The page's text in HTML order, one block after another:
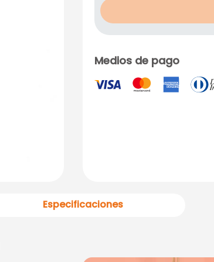
Medios de pago
Especificaciones